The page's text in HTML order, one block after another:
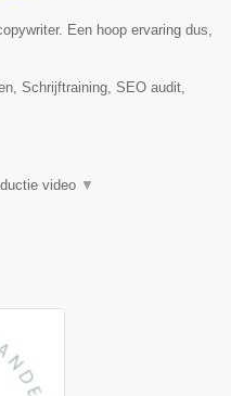
Een hoop ervaring dus,
Schrijftraining, SEO audit,
video ▼